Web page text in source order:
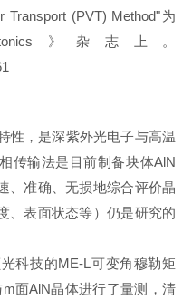
Transport (PVT) Method"为
》杂志上。
性，是深紫外光电子与高温
传输法是目前制备块体AlN
、准确、无损地综合评价晶
、表面状态等）仍是研究的
光科技的ME-L可变角穆勒矩
m面AlN晶体进行了量测，清